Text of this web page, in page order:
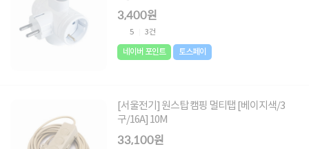
3,400원
5 3건
네이버 포인트 토스페이
[서울전기] 원스탑 캠핑 멀티탭 [베이지색/3
구/16A] 10M
33,100원